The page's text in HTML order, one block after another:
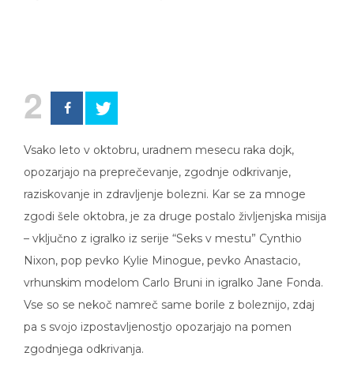
2
Vsako leto v oktobru, uradnem mesecu raka dojk,
opozarjajo na preprečevanje, zgodnje odkrivanje,
raziskovanje in zdravljenje bolezni. Kar se za mnoge
zgodi šele oktobra, je za druge postalo življenjska misija
– vključno z igralko iz serije “Seks v mestu” Cynthio
Nixon, pop pevko Kylie Minogue, pevko Anastacio,
vrhunskim modelom Carlo Bruni in igralko Jane Fonda.
Vse so se nekoč namreč same borile z boleznijo, zdaj
pa s svojo izpostavljenostjo opozarjajo na pomen
zgodnjega odkrivanja.